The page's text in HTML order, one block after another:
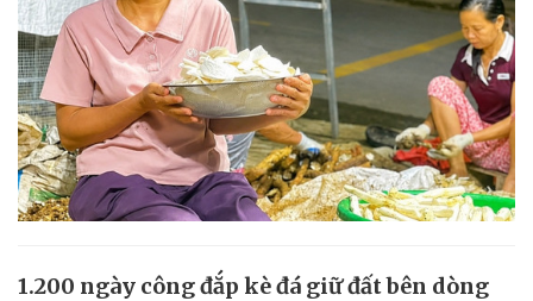
1.200 ngày công đắp kè đá giữ đất bên dòng